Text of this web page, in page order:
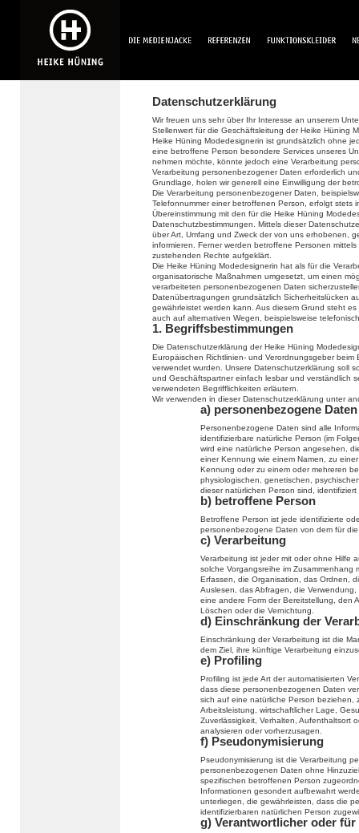
Datenschutzerklärung
Wir freuen uns sehr über Ihr Interesse an unserem
Stellenwert für die Geschäftsleitung der Heike Hüning
Heike Hüning Modedesignerin ist grundsätzlich ohne
eine betroffene Person besondere Services unseres
nehmen möchte, könnte jedoch eine Verarbeitung
Verarbeitung personenbezogener Daten erforderlich
Grundlage, holen wir generell eine Einwilligung der
Die Verarbeitung personenbezogener Daten,
Telefonnummer einer betroffenen Person, erfolgt stets
Übereinstimmung mit den für die Heike Hüning
Datenschutzbestimmungen. Mittels dieser
über Art, Umfang und Zweck der von uns erhobenen,
informieren. Ferner werden betroffene Personen
zustehenden Rechte aufgeklärt.
Die Heike Hüning Modedesignerin hat als für die
organisatorische Maßnahmen umgesetzt, um einen
verarbeiteten personenbezogenen Daten
Datenübertragungen grundsätzlich Sicherheitslücken
gewährleistet werden kann. Aus diesem Grund steht
auch auf alternativen Wegen, beispielsweise
1. Begriffsbestimmungen
Die Datenschutzerklärung der Heike Hüning
Europäischen Richtlinien- und Verordnungsgeber
verwendet wurden. Unsere Datenschutzerklärung soll
und Geschäftspartner einfach lesbar und verständlich
verwendeten Begrifflichkeiten erläutern.
Wir verwenden in dieser Datenschutzerklärung unter
a) personenbezogene Daten
Personenbezogene Daten sind alle
identifizierbare natürliche Person (im
wird eine natürliche Person angesehen,
einer Kennung wie einem Namen, zu
Kennung oder zu einem oder mehreren
physiologischen, genetischen,
dieser natürlichen Person sind,
b) betroffene Person
Betroffene Person ist jede identifizierte
personenbezogene Daten von dem für
c) Verarbeitung
Verarbeitung ist jeder mit oder ohne Hilfe
solche Vorgangsreihe im
Erfassen, die Organisation, das Ordnen,
Auslesen, das Abfragen, die
eine andere Form der Bereitstellung, den
Löschen oder die Vernichtung.
d) Einschränkung der
Einschränkung der Verarbeitung ist die
dem Ziel, ihre künftige Verarbeitung
e) Profiling
Profiling ist jede Art der automatisierten
dass diese personenbezogenen Daten
sich auf eine natürliche Person beziehen,
Arbeitsleistung, wirtschaftlicher Lage,
Zuverlässigkeit, Verhalten, Aufenthaltsort
analysieren oder vorherzusagen.
f) Pseudonymisierung
Pseudonymisierung ist die Verarbeitung
personenbezogenen Daten ohne
spezifischen betroffenen Person
Informationen gesondert aufbewahrt
unterliegen, die gewährleisten, dass die
identifizierbaren natürlichen Person
g) Verantwortlicher oder